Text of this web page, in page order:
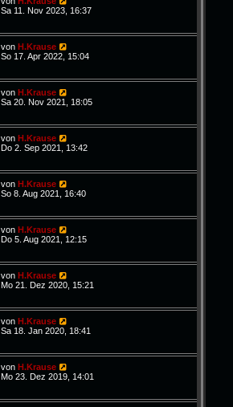
Sa 11. Nov 2023, 16:37
vonH.Krause
So 17. Apr 2022, 15:04
vonH.Krause
Sa 20. Nov 2021, 18:05
vonH.Krause
Do 2. Sep 2021, 13:42
vonH.Krause
So 8. Aug 2021, 16:40
vonH.Krause
Do 5. Aug 2021, 12:15
vonH.Krause
Mo 21. Dez 2020, 15:21
vonH.Krause
Sa 18. Jan 2020, 18:41
vonH.Krause
Mo 23. Dez 2019, 14:01